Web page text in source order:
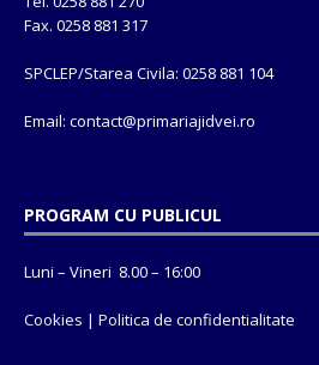
Fax. 0258 881 317
SPCLEP/Starea Civila: 0258 881 104
Email: contact@primariajidvei.ro
PROGRAM CU PUBLICUL
Luni – Vineri 8.00 – 16:00
Cookies | Politica de confidentialitate